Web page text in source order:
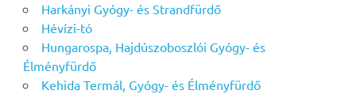
Harkányi Gyógy- és Strandfürdő
Hévízi-tó
Hungarospa, Hajdúszoboszlói Gyógy- és
Élményfürdő
Kehida Termál, Gyógy- és Élményfürdő